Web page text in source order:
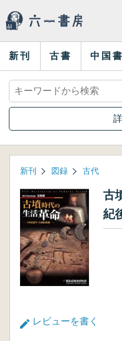
新刊 古書 中国書
新刊 図録 古代
古
紀
レビューを書く